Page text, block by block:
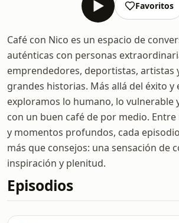
Favoritos
Café con Nico es un espacio de
auténticas con personas
emprendedores, deportistas, artistas
grandes historias. Más allá del éxito y
exploramos lo humano, lo vulnerable
con un buen café de por medio.
y momentos profundos, cada
más que consejos: una sensación de
inspiración y plenitud.
Episodios